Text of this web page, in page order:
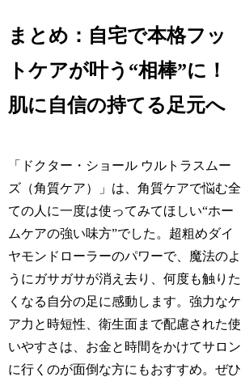
まとめ：自宅で本格フッ
トケアが叶う“相棒”に！
肌に自信の持てる足元へ
「ドクター・ショール ウルトラスムー
ズ（角質ケア）」は、角質ケアで悩む全
ての人に一度は使ってみてほしい“ホー
ムケアの強い味方”でした。超粗めダイ
ヤモンドローラーのパワーで、魔法のよ
うにガサガサが消え去り、何度も触りた
くなる自分の足に感動します。強力なケ
ア力と時短性、衛生面まで配慮された使
いやすさは、お金と時間をかけてサロン
に行くのが面倒な方にもおすすめ。ぜひ